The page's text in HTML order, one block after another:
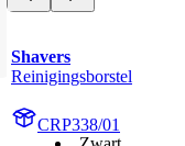
Shavers
Reinigingsborstel
CRP338/01